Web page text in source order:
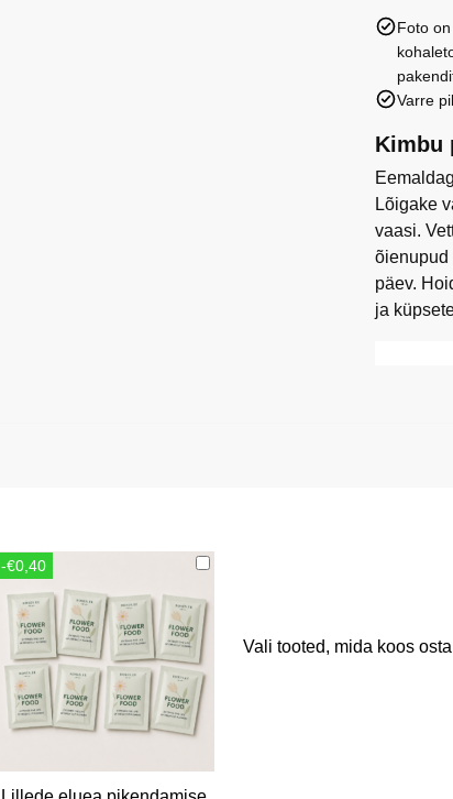
Foto
Varre
Kimbu
Lõigake
vaasi.
õienupud
päev.
ja
-€0,40
Vali tooted, mida koos